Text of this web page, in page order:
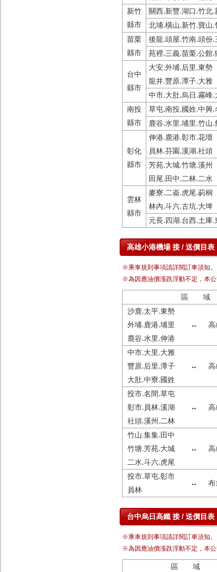
新竹
縣市
關西.新豐.湖口.竹北.
北埔.橫山.新竹.寶山.
苗栗
縣市
後龍.頭屋.竹南.頭份.
苑裡.三義.苗栗.公館.
台中
縣市
大安.外埔.后里.東勢
龍井.豐原.潭子.大雅
中市.大肚.烏日.霧峰.
南投
縣市
草屯.南投.國姓.中興.
鹿谷.水里.埔里.竹山.
彰化
縣市
伸港.鹿港.彰市.花壇
員林.芬園.溪湖.社頭
芳苑.大城.竹塘.溪州
田尾.田中.二林.二水
雲林
縣市
麥寮.二崙.虎尾.莿桐
林內.斗六.古坑.大埤
元長.四湖.台西.土庫.
高雄小港機場 接 / 送價目表
※乘車規則事項請詳閱訂車須知。
※為因應油價漲跌浮動不定，本
區 域
沙鹿.太平.東勢
外埔.鹿港.埔里
鹿谷.水里.伸港
↔ 高
中市.大里.大雅
豐原.后里.潭子
大肚.中寮.國姓
↔ 高
投市.名間.草屯
彰市.員林.溪湖
社頭.溪州.二林
↔ 高
竹山.集集.田中
竹塘.芳苑.大城
二水.斗六.虎尾
↔ 高
投市.草屯.彰市
員林
↔ 布
台中烏日高鐵 接 / 送價目表
※乘車規則事項請詳閱訂車須知。
※為因應油價漲跌浮動不定，本
區 域